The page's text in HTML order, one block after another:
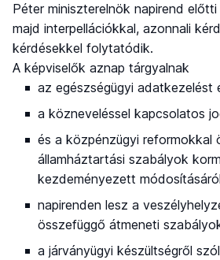
Péter miniszterelnök napirend
majd interpellációkkal, azonnali
kérdésekkel folytatódik.
A képviselők aznap tárgyalnak
az egészségügyi adatkezelést
a közneveléssel kapcsolatos
és a közpénzügyi reformokkal
államháztartási szabályok
kezdeményezett
napirenden lesz a
összefüggő átmeneti
a járványügyi készültségről